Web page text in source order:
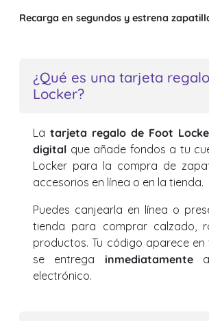
Recarga en segundos y estrena
¿Qué es una tarjeta
Locker?
La tarjeta regalo de Foot
digital que añade fondos a tu
Locker para la compra de
accesorios en línea o en la tienda.
Puedes canjearla en línea o
tienda para comprar calzado,
productos. Tu código aparece
se entrega inmediatamentea
electrónico.